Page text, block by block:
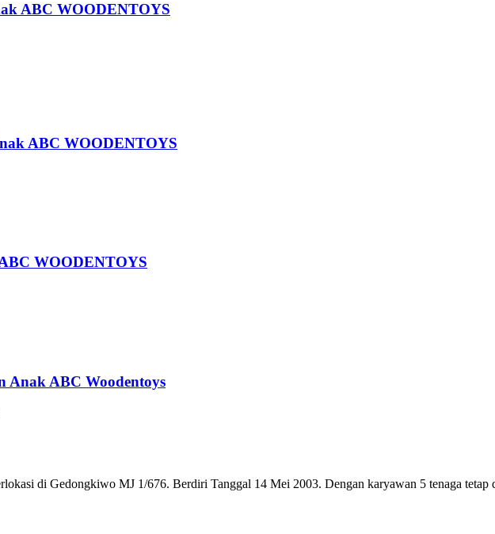
ABC WOODENTOYS
ABC WOODENTOYS
WOODENTOYS
Anak ABC Woodentoys
di Gedongkiwo MJ 1/676. Berdiri Tanggal 14 Mei 2003. Dengan karyawan 5 tenaga tetap